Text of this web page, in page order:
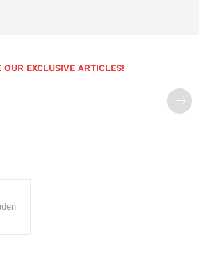
OUR EXCLUSIVE ARTICLES!